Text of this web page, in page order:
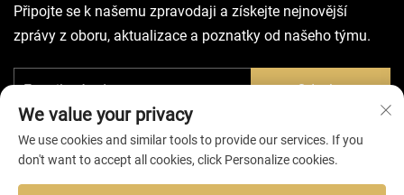
Připojte se k našemu zpravodaji a získejte nejnovější
zprávy z oboru, aktualizace a poznatky od našeho týmu.
Odeslat
We value your privacy
We use cookies and similar tools to provide our services. If you
don't want to accept all cookies, click Personalize cookies.